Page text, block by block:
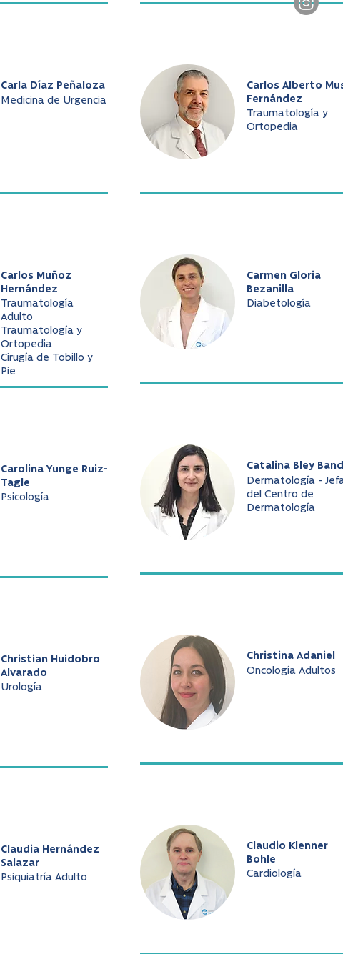
Carla Díaz Peñaloza
Medicina de Urgencia
Carlos Muñoz
Hernández
Traumatología
Adulto
Traumatología y
Ortopedia
Cirugía de Tobillo y
Pie
Carolina Yunge Ruiz-
Tagle
Psicología
Christian Huidobro
Alvarado
Urología
Claudia Hernández
Salazar
Psiquiatría Adulto
Carlos Alberto
Fernández
Traumatología y
Ortopedia
Carmen Gloria
Bezanilla
Diabetología
Catalina Bley
Dermatología -
del Centro de
Dermatología
Christina Adaniel
Oncología Adultos
Claudio Klenner
Bohle
Cardiología